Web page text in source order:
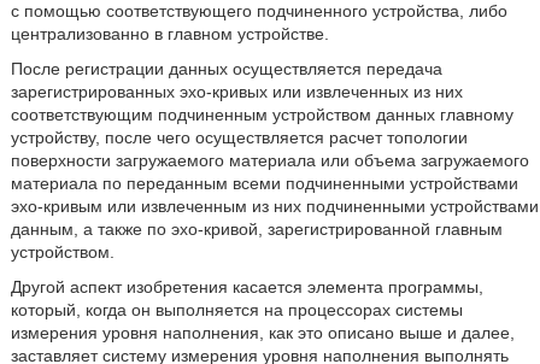
с помощью соответствующего подчиненного устройства, либо
централизованно в главном устройстве.
После регистрации данных осуществляется передача
зарегистрированных эхо-кривых или извлеченных из них
соответствующим подчиненным устройством данных главному
устройству, после чего осуществляется расчет топологии
поверхности загружаемого материала или объема загружаемого
материала по переданным всеми подчиненными устройствами
эхо-кривым или извлеченным из них подчиненными устройствами
данным, а также по эхо-кривой, зарегистрированной главным
устройством.
Другой аспект изобретения касается элемента программы,
который, когда он выполняется на процессорах системы
измерения уровня наполнения, как это описано выше и далее,
заставляет систему измерения уровня наполнения выполнять